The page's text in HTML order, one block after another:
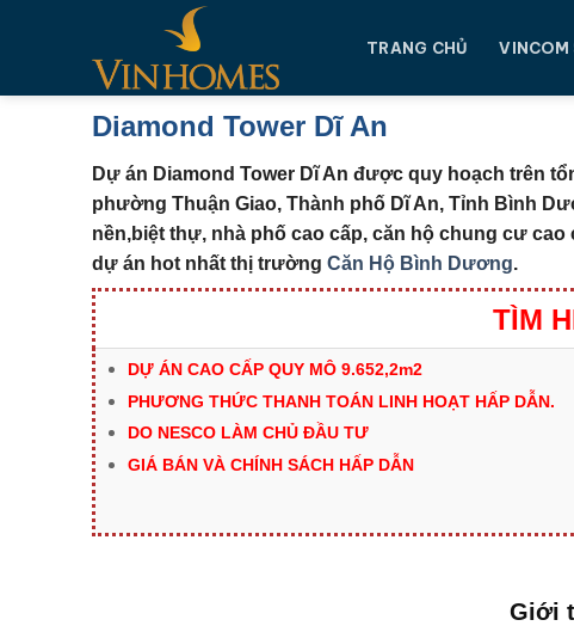
dung
TRANG CHỦ VINCOM
Diamond Tower Dĩ An
Dự án Diamond Tower Dĩ An được quy hoạch trên
phường Thuận Giao, Thành phố Dĩ An, Tỉnh Bình
nền,biệt thự, nhà phố cao cấp, căn hộ chung cư
dự án hot nhất thị trường Căn Hộ Bình Dương.
TÌM
DỰ ÁN CAO CẤP QUY MÔ 9.652,2m2
PHƯƠNG THỨC THANH TOÁN LINH HOẠT HẤP DẪN.
DO NESCO LÀM CHỦ ĐẦU TƯ
GIÁ BÁN VÀ CHÍNH SÁCH HẤP DẪN
Giới